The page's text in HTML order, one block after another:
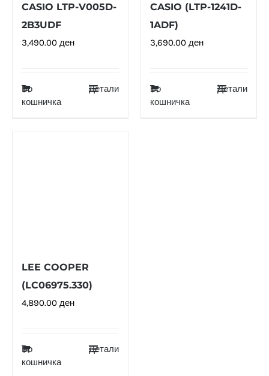
CASIO LTP-V005D-
2B3UDF
3,490.00 ден
Во
кошничка
Детали
CASIO (LTP-1241D-
1ADF)
3,690.00 ден
Во
кошничка
Детали
LEE COOPER
(LC06975.330)
4,890.00 ден
Во
кошничка
Детали